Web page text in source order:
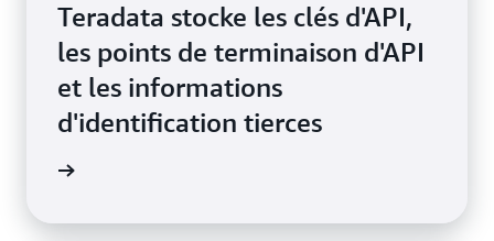
Teradata stocke les clés d'API,
les points de terminaison d'API
et les informations
d'identification tierces